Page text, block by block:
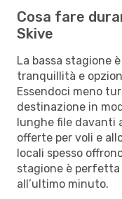
Cosa fare
Skive
La bassa stagione
tranquillità e
Essendoci meno
destinazione in
lunghe file davanti
offerte per voli e
locali spesso
stagione è
all’ultimo minuto.